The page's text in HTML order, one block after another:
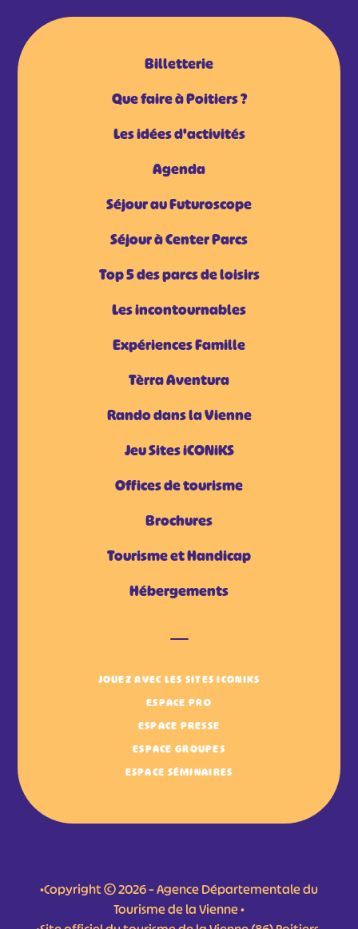
Billetterie
Que faire à Poitiers ?
Les idées d'activités
Agenda
Séjour au Futuroscope
Séjour à Center Parcs
Top 5 des parcs de loisirs
Les incontournables
Expériences Famille
Tèrra Aventura
Rando dans la Vienne
Jeu Sites iCONiKS
Offices de tourisme
Brochures
Tourisme et Handicap
Hébergements
JOUEZ AVEC LES SITES ICONIKS
ESPACE PRO
ESPACE PRESSE
ESPACE GROUPES
ESPACE SÉMINAIRES
•Copyright © 2026 – Agence Départementale du
Tourisme de la Vienne •